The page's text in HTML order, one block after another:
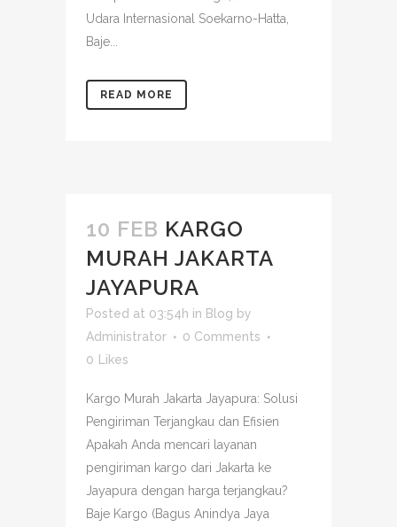
Udara Internasional Soekarno-Hatta,
Baje...
READ MORE
10 FEB KARGO
MURAH JAKARTA
JAYAPURA
Posted at 03:54h in Blog by
Administrator
0 Comments
0
Likes
Kargo Murah Jakarta Jayapura: Solusi
Pengiriman Terjangkau dan Efisien
Apakah Anda mencari layanan
pengiriman kargo dari Jakarta ke
Jayapura dengan harga terjangkau?
Baje Kargo (Bagus Anindya Jaya